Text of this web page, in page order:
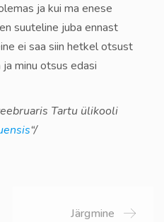
ja kui ma enese
suuteline juba ennast
ei saa siin hetkel otsust
minu otsus edasi
Tartu ülikooli
“/
Järgmine